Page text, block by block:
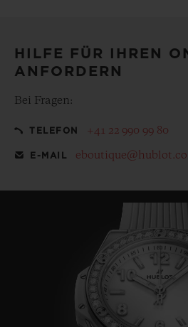
HILFE FÜR IHREN
ANFORDERN
Bei Fragen:
TELEFON +41 22 990 99 80
E-MAIL